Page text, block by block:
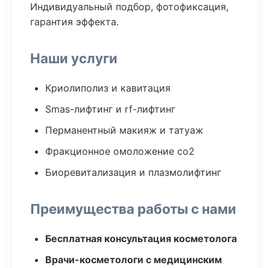
Индивидуальный подбор, фотофиксация,
гарантия эффекта.
Наши услуги
Криолиполиз и кавитация
Smas-лифтинг и rf-лифтинг
Перманентный макияж и татуаж
Фракционное омоложение co2
Биоревитализация и плазмолифтинг
Преимущества работы с нами
Бесплатная консультация косметолога
Врачи-косметологи с медицинским